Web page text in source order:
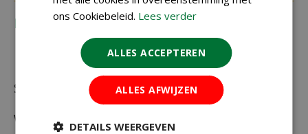
Recensies
Schrijf zelf een recensie over "Nature
winterafdekhoes met koord D 1 meter H 1,5
ons Cookiebeleid. Lees verder
ALLES ACCEPTEREN
ALLES AFWIJZEN
DETAILS WEERGEVEN